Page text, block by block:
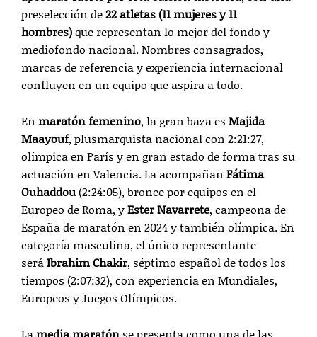
preselección de22 atletas (11 mujeres y 11
hombres)que representan lo mejor del fondo y
mediofondo nacional. Nombres consagrados,
marcas de referencia y experiencia internacional
confluyen en un equipo que aspira a todo.
Enmaratón femenino, la gran baza esMajida
Maayouf, plusmarquista nacional con 2:21:27,
olímpica en París y en gran estado de forma tras su
actuación en Valencia. La acompañanFátima
Ouhaddou(2:24:05), bronce por equipos en el
Europeo de Roma, yEster Navarrete, campeona de
España de maratón en 2024 y también olímpica. En
categoría masculina, el único representante
seráIbrahim Chakir, séptimo español de todos los
tiempos (2:07:32), con experiencia en Mundiales,
Europeos y Juegos Olímpicos.